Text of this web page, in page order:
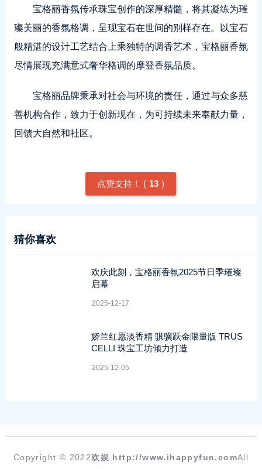
宝格丽香氛传承珠宝创作的深厚精髓，将其凝练为璀
璨美丽的香氛格调，呈现宝石在世间的别样存在。以宝石
般精湛的设计工艺结合上乘独特的调香艺术，宝格丽香氛
尽情展现充满意式奢华格调的摩登香氛品质。
宝格丽品牌秉承对社会与环境的责任，通过与众多慈
善机构合作，致力于创新现在，为可持续未来奉献力量，
回馈大自然和社区。
点赞支持！ ( 13 )
猜你喜欢
欢庆此刻，宝格丽香氛2025节日季璀璨
启幕
2025-12-17
娇兰红愿淡香精 骐骥跃金限量版 TRUS
CELLI 珠宝工坊倾力打造
2025-12-05
Copyright © 2022欢娱 http://www.ihappyfun.comAll